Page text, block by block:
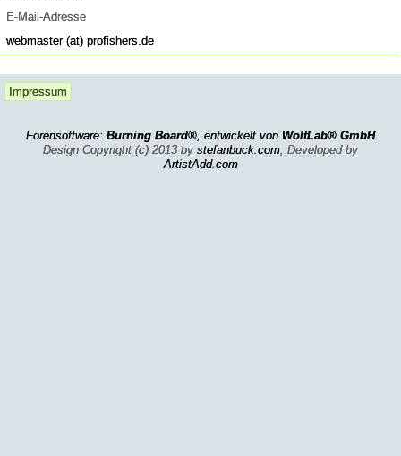
E-Mail-Adresse
webmaster (at) profishers.de
Impressum
Forensoftware: Burning Board®, entwickelt von WoltLab® GmbH
Design Copyright (c) 2013 by stefanbuck.com, Developed by
ArtistAdd.com